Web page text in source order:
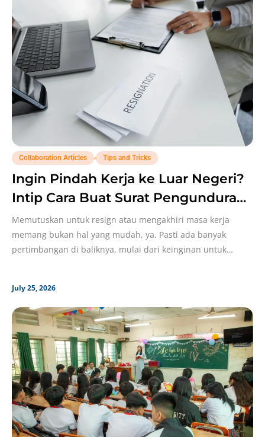
Collaboration Articles Tips and Tricks
Ingin Pindah Kerja ke Luar Negeri?
Intip Cara Buat Surat Pengunduran
Diri Biar Tetap Meninggalkan Kesan
Positif!
Memutuskan untuk resign atau mengakhiri masa kerja
memang bukan hal yang mudah, ya. Pasti ada banyak
pertimbangan di baliknya, mulai dari keinginan untuk
July 25, 2026